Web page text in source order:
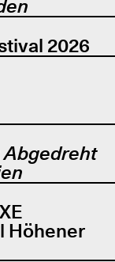
2026
Abgedreht
Höhener